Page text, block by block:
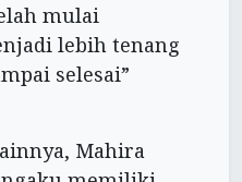
mulai
lebih tenang
selesai”
Mahira